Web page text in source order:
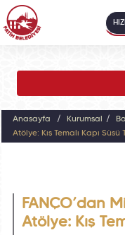
Anasayfa Kurumsal
Atölye: Kış Temalı Kapı Süsü
FANÇO’dan
Atölye: Kış